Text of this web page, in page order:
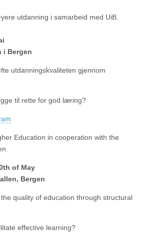
utdanning i samarbeid med UiB.
i Bergen
utdanningskvaliteten gjennom
til rette for god læring?
Education in cooperation with the
of May
Bergen
the quality of education through structural
effective learning?